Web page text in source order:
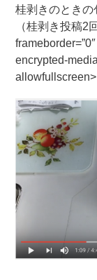
桂剥きのときの
（桂剥き投稿
encrypted-
allowfullscreen>